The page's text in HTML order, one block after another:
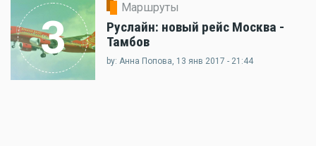
3
Маршруты
Руслайн: новый рейс Москва -
Тамбов
by: Анна Попова, 13 янв 2017 - 21:44